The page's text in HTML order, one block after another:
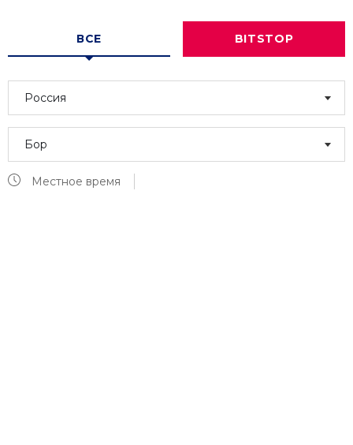
ВСЕ BITSTOP
Россия
Бор
Местное время